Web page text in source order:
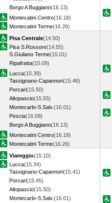
Borgo A Buggiano(16.13)
Montecatini Centro(16.18)
Montecatini Terme(16.26)
Pisa Centrale(14.50)
Pisa S.Rossore(14.55)
S.Giuliano Terme(15.01)
Ripafratta(15.09)
Lucca(15.39)
Tassignano-Capannori(15.46)
Porcari(15.50)
Altopascio(15.55)
Montecarlo-S.Salv.(16.01)
Pescia(16.09)
Borgo A Buggiano(16.13)
Montecatini Centro(16.18)
Montecatini Terme(16.26)
Viareggio(15.10)
Lucca(15.34)
Tassignano-Capannori(15.41)
Porcari(15.45)
Altopascio(15.50)
Montecarlo-S.Salv.(16.01)